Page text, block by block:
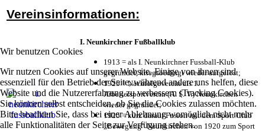
Wir benutzen Cookies
Wir nutzen Cookies auf unserer Website. Einige von ihnen sind
essenziell für den Betrieb der Seite, während andere uns helfen, diese
Website und die Nutzererfahrung zu verbessern (Tracking Cookies).
Sie können selbst entscheiden, ob Sie die Cookies zulassen möchten.
Bitte beachten Sie, dass bei einer Ablehnung womöglich nicht mehr
alle Funktionalitäten der Seite zur Verfügung stehen.
Vereinsinformationen:
I. Neunkirchner Fußballklub
1913 = als I. Neunkirchner Fussball-Klub
gegründet, kriegsbedingt wieder aufgelöst;
1925 = Nachfolgeverein als 1.
Arbeitersportverein (A. S. V.) Neunkirchen
wieder gegründet;
1925 = kurz darauf Fusion mit dem Sport Club
„Bewegung“ Neunkirchen von 1920 zum Sport